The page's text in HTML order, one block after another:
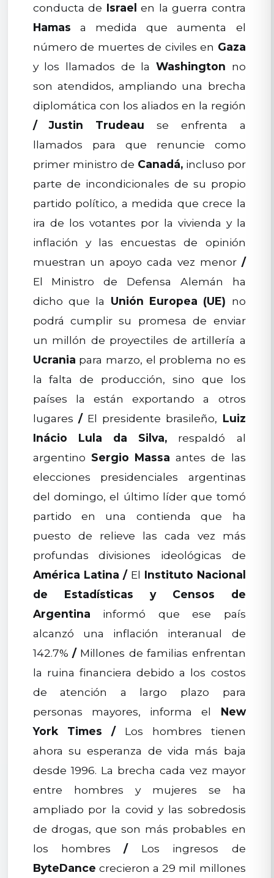
conducta de Israel en la guerra contra
Hamas a medida que aumenta el
número de muertes de civiles en Gaza
y los llamados de la Washington no
son atendidos, ampliando una brecha
diplomática con los aliados en la región
/
Justin Trudeau se enfrenta a
llamados para que renuncie como
primer ministro de Canadá,incluso por
parte de incondicionales de su propio
partido político, a medida que crece la
ira de los votantes por la vivienda y la
inflación y las encuestas de opinión
muestran un apoyo cada vez menor /
El Ministro de Defensa Alemán ha
dicho que la Unión Europea (UE) no
podrá cumplir su promesa de enviar
un millón de proyectiles de artillería a
Ucrania para marzo, el problema no es
la falta de producción, sino que los
países la están exportando a otros
lugares /El presidente brasileño, Luiz
Inácio Lula da Silva, respaldó al
argentino Sergio Massa antes de las
elecciones presidenciales argentinas
del domingo, el último líder que tomó
partido en una contienda que ha
puesto de relieve las cada vez más
profundas divisiones ideológicas de
América Latina /El Instituto Nacional
de Estadísticas y Censos de
Argentina informó que ese país
alcanzó una inflación interanual de
142.7% /Millones de familias enfrentan
la ruina financiera debido a los costos
de atención a largo plazo para
personas mayores, informa el New
York Times
/Los hombres tienen
ahora su esperanza de vida más baja
desde 1996. La brecha cada vez mayor
entre hombres y mujeres se ha
ampliado por la covid y las sobredosis
de drogas, que son más probables en
los hombres/Los ingresos de
ByteDance crecieron a 29 mil millones